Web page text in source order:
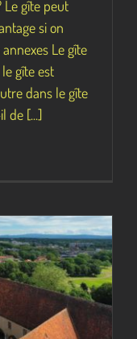
Le gîte peut
si on
Le gîte
gîte est
dans le gîte
de [...]